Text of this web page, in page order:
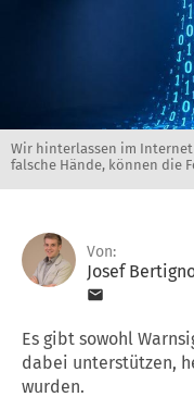
Wir hinterlassen im Internet
falsche Hände, können die
Von:
Josef
Es gibt sowohl
dabei unterstützen,
wurden.